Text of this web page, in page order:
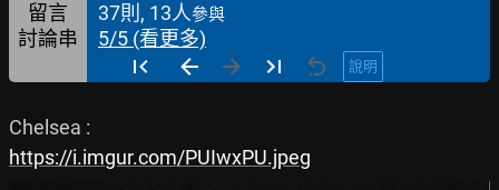
留言
37則, 13人參與
討論串 5/5 (看更多)
說明
https://i.imgur.com/PUIwxPU.jpeg